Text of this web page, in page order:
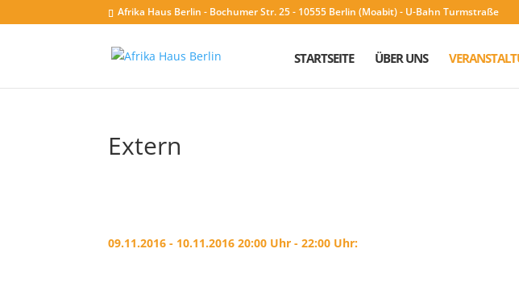
Afrika Haus Berlin - Bochumer Str. 25 - 10555 Berlin (Moabit) - U-Bahn Turmstraße
STARTSEITE ÜBER UNS
Extern
09.11.2016 - 10.11.2016 20:00 Uhr - 22:00 Uhr: